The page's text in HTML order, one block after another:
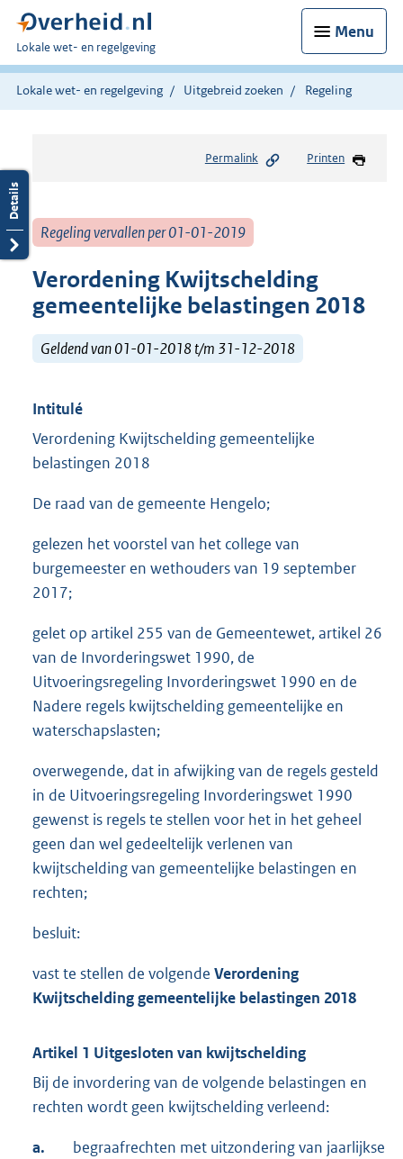
Menu
U
bent
hier:
Lokale wet- en regelgeving
Lokale wet- en regelgeving Uitgebreid zoeken Regeling
Permalink Printen
Regeling vervallen per 01-01-2019
Verordening Kwijtschelding
gemeentelijke belastingen 2018
Geldend van 01-01-2018 t/m 31-12-2018
Intitulé
Verordening Kwijtschelding gemeentelijke
belastingen 2018
De raad van de gemeente Hengelo;
gelezen het voorstel van het college van
burgemeester en wethouders van 19 september
2017;
gelet op artikel 255 van de Gemeentewet, artikel 26
van de Invorderingswet 1990, de
Uitvoeringsregeling Invorderingswet 1990 en de
Nadere regels kwijtschelding gemeentelijke en
waterschapslasten;
overwegende, dat in afwijking van de regels gesteld
in de Uitvoeringsregeling Invorderingswet 1990
gewenst is regels te stellen voor het in het geheel
geen dan wel gedeeltelijk verlenen van
kwijtschelding van gemeentelijke belastingen en
rechten;
besluit:
vast te stellen de volgende Verordening
Kwijtschelding gemeentelijke belastingen 2018
Artikel 1 Uitgesloten van kwijtschelding
Bij de invordering van de volgende belastingen en
rechten wordt geen kwijtschelding verleend:
a.
begraafrechten met uitzondering van jaarlijkse